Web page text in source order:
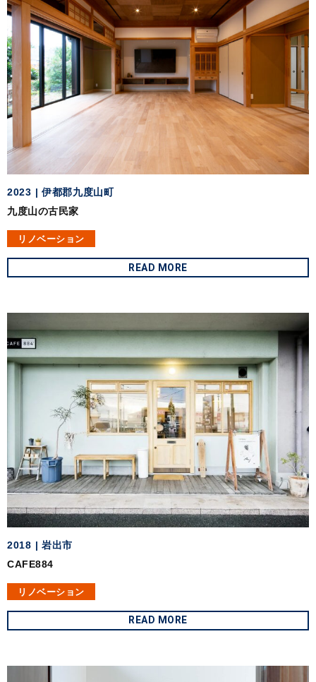
2023
伊都郡九度山町
九度山の古民家
リノベーション
READ MORE
2018
岩出市
CAFE884
リノベーション
READ MORE